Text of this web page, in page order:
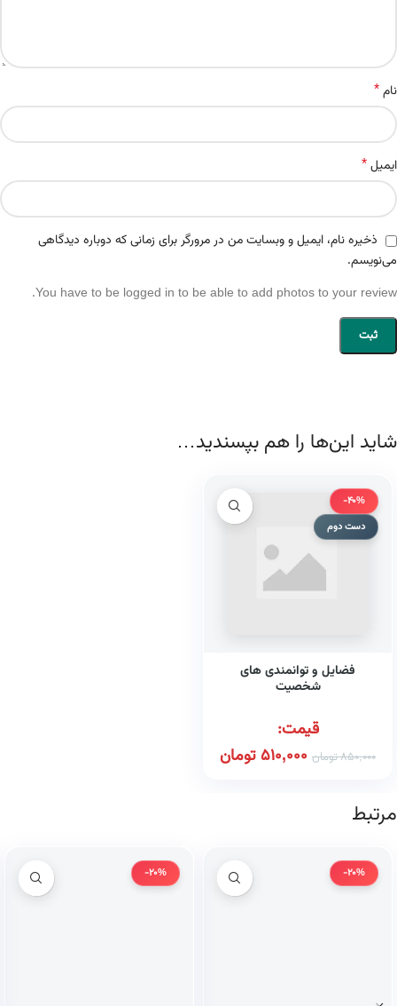
نام*
ایمیل*
ذخیره نام، ایمیل و وبسایت من در مرورگر برای زمانی که دوباره دیدگاهی
می‌نویسم.
You have to be logged in to be able to add photos to your review.
شاید این‌ها را هم بپسندید…
-40%
دست دوم
فضایل و توانمندی های
شخصیت
قیمت:
850,000تومان 510,000 تومان
مرتبط
-20%
-20%